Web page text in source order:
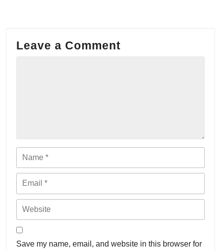
Leave a Comment
Name
Email
Website
Save my name, email, and website in this browser for